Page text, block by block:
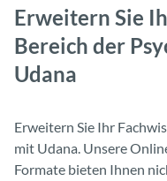
Erweitern Sie
Bereich der
Udana
Erweitern Sie Ihr
mit Udana. Unsere
Formate bieten Ihnen